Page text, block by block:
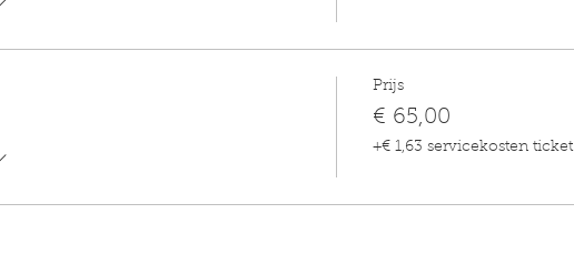
Prijs
€ 65,00
+€ 1,63 servicekosten ticket